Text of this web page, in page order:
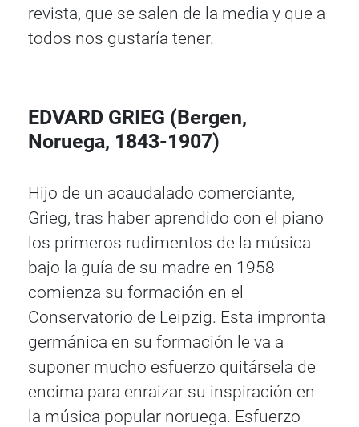
revista, que se salen de la media y que a
todos nos gustaría tener.
EDVARD GRIEG (Bergen,
Noruega, 1843-1907)
Hijo de un acaudalado comerciante,
Grieg, tras haber aprendido con el piano
los primeros rudimentos de la música
bajo la guía de su madre en 1958
comienza su formación en el
Conservatorio de Leipzig. Esta impronta
germánica en su formación le va a
suponer mucho esfuerzo quitársela de
encima para enraizar su inspiración en
la música popular noruega. Esfuerzo